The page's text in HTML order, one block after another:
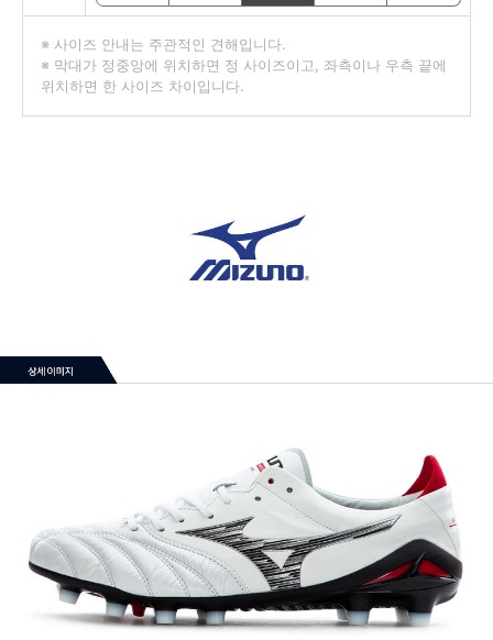
※ 사이즈 안내는 주관적인 견해입니다.
※ 막대가 정중앙에 위치하면 정 사이즈이고, 좌측이나 우측 끝에
위치하면 한 사이즈 차이입니다.